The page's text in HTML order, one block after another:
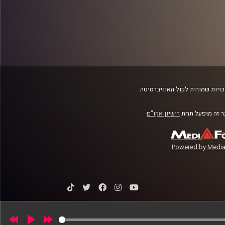
שמורות לקול האוניברסיטה
זה מופעל תחת רישיון אקו"ם
Powered by